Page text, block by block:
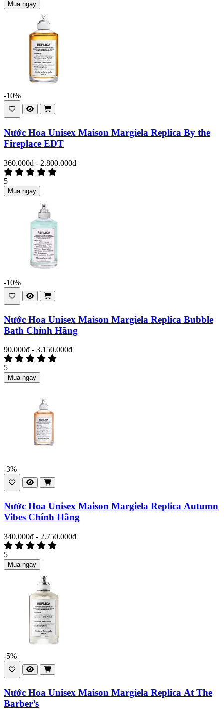
Mua ngay
-10%
Nước Hoa Unisex Maison Margiela Replica By the
Fireplace EDT
360.000đ - 2.800.000đ
5
Mua ngay
-10%
Nước Hoa Unisex Maison Margiela Replica Bubble
Bath Chính Hãng
90.000đ - 3.150.000đ
5
Mua ngay
-3%
Nước Hoa Unisex Maison Margiela Replica Autumn
Vibes Chính Hãng
340.000đ - 2.750.000đ
5
Mua ngay
-5%
Nước Hoa Unisex Maison Margiela Replica At The
Barber’s